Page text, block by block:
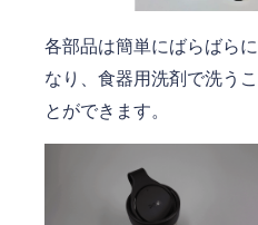
各部品は簡単にばらばらに
なり、食器用洗剤で洗うこ
とができます。